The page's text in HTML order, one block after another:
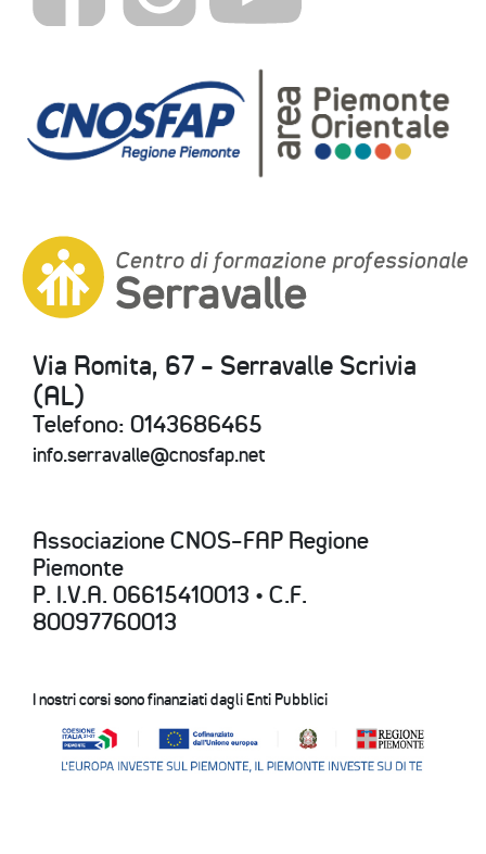
Via Romita, 67 - Serravalle Scrivia
(AL)
Telefono: 0143686465
info.serravalle@cnosfap.net
Associazione CNOS-FAP Regione
Piemonte
P. I.V.A. 06615410013 • C.F.
80097760013
I nostri corsi sono finanziati dagli Enti Pubblici